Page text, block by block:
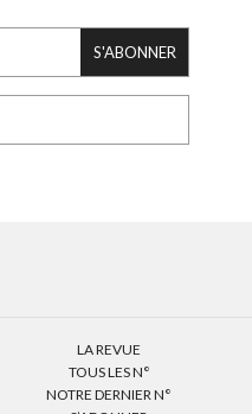
S'ABONNER
LA REVUE
TOUS LES N°
NOTRE DERNIER N°